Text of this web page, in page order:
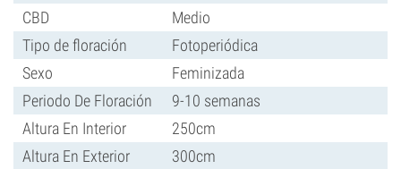
CBD
Medio
Tipo de floración
Fotoperiódica
Sexo
Feminizada
Periodo De Floración
9-10 semanas
Altura En Interior
250cm
Altura En Exterior
300cm